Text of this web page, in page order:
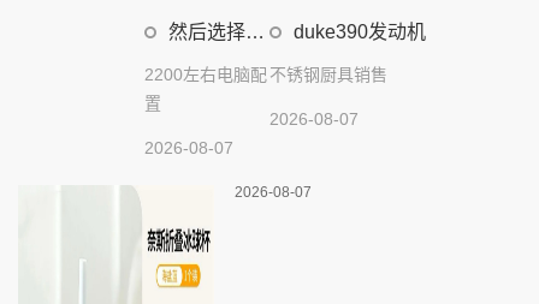
然后选择电
2200左右电脑配
置
2026-08-07
duke390发动机
不锈钢厨具销售
2026-08-07
2026-08-07